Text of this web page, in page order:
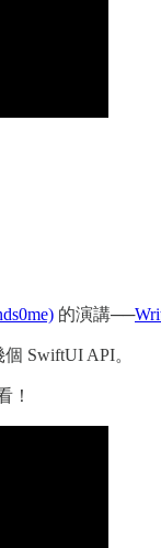
的演講──
SwiftUI API。
！